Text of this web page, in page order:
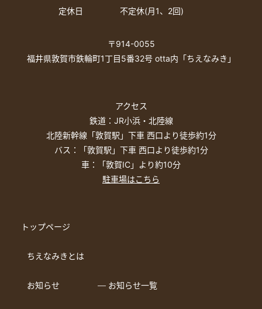
定休日
不定休(月1、2回)
〒914-0055
福井県敦賀市鉄輪町1丁目5番32号 otta内「ちえなみき」
アクセス
鉄道：JR小浜・北陸線
北陸新幹線「敦賀駅」下車 西口より徒歩約1分
バス：「敦賀駅」下車 西口より徒歩約1分
車：「敦賀IC」より約10分
駐車場はこちら
トップページ
ちえなみきとは
お知らせ ― お知らせ一覧